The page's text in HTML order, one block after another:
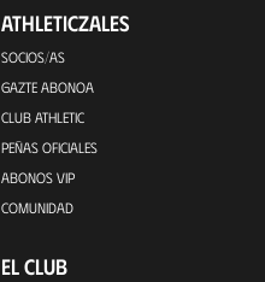
ATHLETICZALES
SOCIOS/AS
GAZTE ABONOA
CLUB ATHLETIC
PEÑAS OFICIALES
ABONOS VIP
COMUNIDAD
EL CLUB